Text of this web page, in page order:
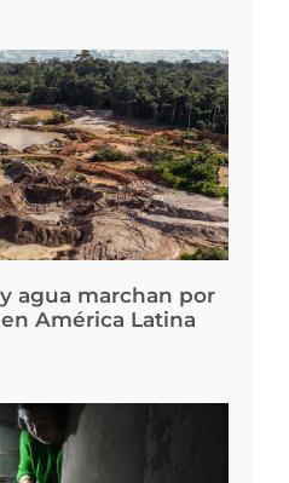
agua marchan por
América Latina